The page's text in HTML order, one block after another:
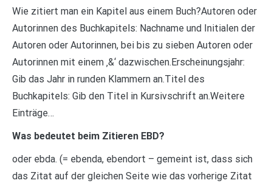
Wie zitiert man ein Kapitel aus einem Buch?Autoren oder
Autorinnen des Buchkapitels: Nachname und Initialen der
Autoren oder Autorinnen, bei bis zu sieben Autoren oder
Autorinnen mit einem ‚&‘ dazwischen.Erscheinungsjahr:
Gib das Jahr in runden Klammern an.Titel des
Buchkapitels: Gib den Titel in Kursivschrift an.Weitere
Einträge…
Was bedeutet beim Zitieren EBD?
oder ebda. (= ebenda, ebendort – gemeint ist, dass sich
das Zitat auf der gleichen Seite wie das vorherige Zitat